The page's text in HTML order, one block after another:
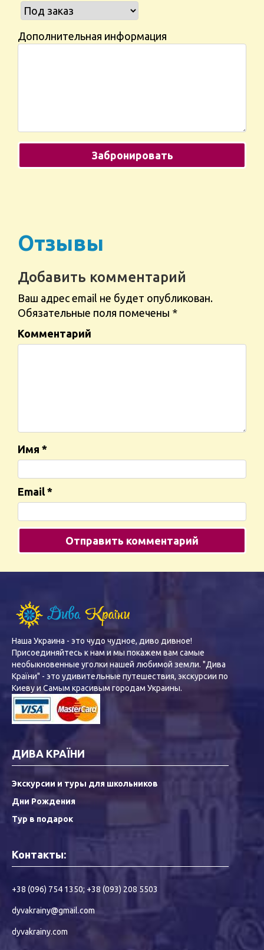
Дополнительная информация
Отзывы
Добавить комментарий
Ваш адрес email не будет опубликован.
Обязательные поля помечены *
Комментарий
Имя *
Email *
Наша Украина - это чудо чудное, диво дивное!
Присоединяйтесь к нам и мы покажем вам самые
необыкновенные уголки нашей любимой земли. "Дива
Країни" - это удивительные путешествия, экскурсии по
Киеву и Самым красивым городам Украины.
ДИВА КРАЇНИ
Экскурсии и туры для школьников
Дни Рождения
Тур в подарок
Контакты:
+38 (096) 754 1350; +38 (093) 208 5503
dyvakrainy@gmail.com
dyvakrainy.com